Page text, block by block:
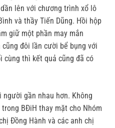
lên với chương trình xổ lô
và thầy Tiến Dũng. Hồi hộp
giữ một phần may mắn
đôi lần cười bể bụng với
cùng thì kết quả cũng đã có
gần nhau hơn. Không
BĐiH thay mặt cho Nhóm
Đồng Hành và các anh chị